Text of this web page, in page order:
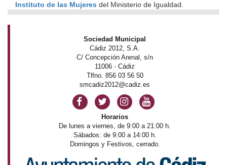
Instituto de las Mujeres del Ministerio de Igualdad.
Sociedad Municipal
Cádiz 2012, S.A.
C/ Concepción Arenal, s/n
11006 - Cádiz
Tlfno. 856 03 56 50
smcadiz2012@cadiz.es
Horarios
De lunes a viernes, de 9:00 a 21:00 h.
Sábados: de 9:00 a 14:00 h.
Domingos y Festivos, cerrado.